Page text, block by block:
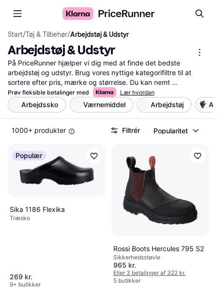
Start/Tøj & Tilbehør/Arbejdstøj & Udstyr
Arbejdstøj & Udstyr
På PriceRunner hjælper vi dig med at finde det bedste
arbejdstøj og udstyr. Brug vores nyttige kategorifiltre til at
sortere efter pris, mærke og størrelse. Du kan nemt
sammenligne produkter og priser på tværs af mange butikker.
Læs brugeranmeldelser for at få indsigt i andres erfaringer med
produkterne. Vores service gør det enkelt for dig at træffe den
rigtige beslutning ved at give dig alle de nødvendige
oplysninger på ét sted. Uanset om du søger sikkerhedssko,
Mere om arbejdstøj & udstyr »
Prøv fleksible betalinger med Lær hvordan
Arbejdssko Værnemiddel Arbejdstøj
1000+ produkter Filtrér Popularitet
Populær
Sika 1186 Flexika
Træsko
269 kr.
9+ butikker
Rossi Boots Hercules 795 S2
Sikkerhedsstøvle
965 kr.
Eller 3 betalinger af 322 kr.
5 butikker